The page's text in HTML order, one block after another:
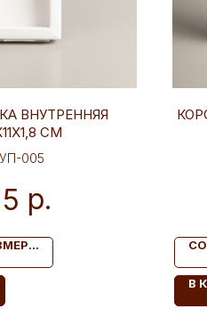
ВНУТРЕННЯЯ
СМ
УП-005
р.
В